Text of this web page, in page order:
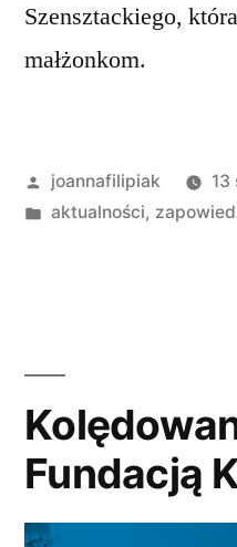
Szensztackiego,
małżonkom.
Opublikowane
przez
joannafilipiak
13
Opublikowano
aktualności,
Fundacją